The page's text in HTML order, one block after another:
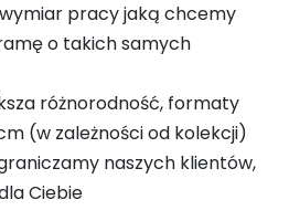
pracy jaką chcemy
o takich samych
różnorodność, formaty
(w zależności od kolekcji)
naszych klientów,
Ciebie